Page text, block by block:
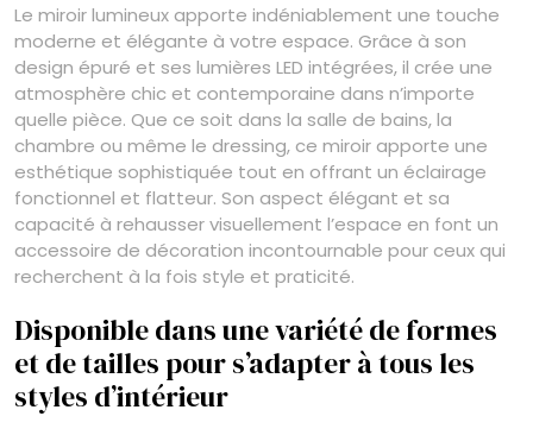
Le miroir lumineux apporte indéniablement une touche
moderne et élégante à votre espace. Grâce à son
design épuré et ses lumières LED intégrées, il crée une
atmosphère chic et contemporaine dans n’importe
quelle pièce. Que ce soit dans la salle de bains, la
chambre ou même le dressing, ce miroir apporte une
esthétique sophistiquée tout en offrant un éclairage
fonctionnel et flatteur. Son aspect élégant et sa
capacité à rehausser visuellement l’espace en font un
accessoire de décoration incontournable pour ceux qui
recherchent à la fois style et praticité.
Disponible dans une variété de formes
et de tailles pour s’adapter à tous les
styles d’intérieur